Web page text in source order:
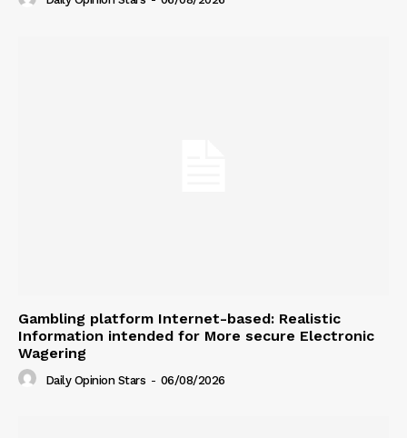
Gambling platform Internet-based: Realistic
Information intended for More secure Electronic
Wagering
Daily Opinion Stars - 06/08/2026